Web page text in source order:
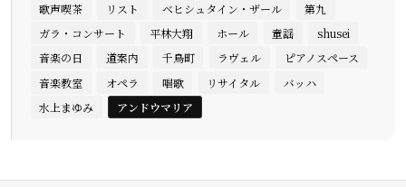
歌声喫茶 リスト ベヒシュタイン・ザール
第九
ガラ・コンサート
平林大翔 ホール 童謡
shusei
音楽の日
道案内 千鳥町 ラヴェル
ピアノスペース
音楽教室
オペラ 唱歌 リサイタル
バッハ
水上まゆみ
アンドウマリア